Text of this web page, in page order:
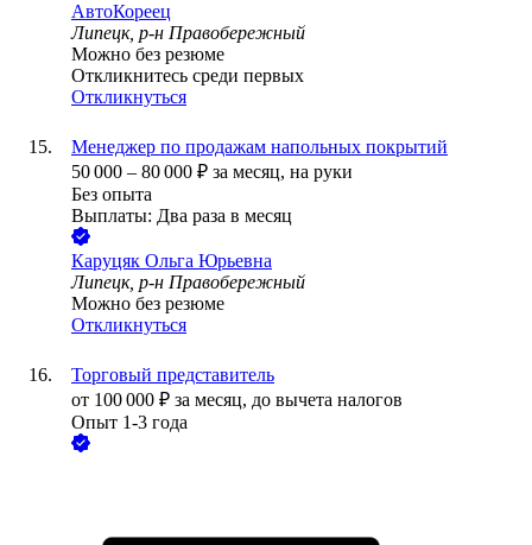
АвтоКореец
Липецк, р-н Правобережный
Можно без резюме
Откликнитесь среди первых
Откликнуться
Менеджер по продажам напольных покрытий
50 000 – 80 000 ₽ за месяц, на руки
Без опыта
Выплаты: Два раза в месяц
Каруцяк Ольга Юрьевна
Липецк, р-н Правобережный
Можно без резюме
Откликнуться
Торговый представитель
от 100 000 ₽ за месяц, до вычета налогов
Опыт 1-3 года